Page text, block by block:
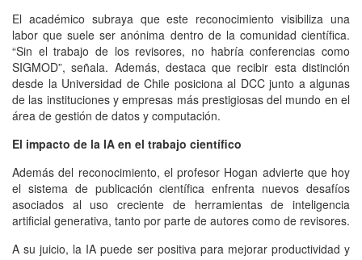
El académico subraya que este reconocimiento visibiliza una
labor que suele ser anónima dentro de la comunidad científica.
“Sin el trabajo de los revisores, no habría conferencias como
SIGMOD”, señala. Además, destaca que recibir esta distinción
desde la Universidad de Chile posiciona al DCC junto a algunas
de las instituciones y empresas más prestigiosas del mundo en el
área de gestión de datos y computación.
El impacto de la IA en el trabajo científico
Además del reconocimiento, el profesor Hogan advierte que hoy
el sistema de publicación científica enfrenta nuevos desafíos
asociados al uso creciente de herramientas de inteligencia
artificial generativa, tanto por parte de autores como de revisores.
A su juicio, la IA puede ser positiva para mejorar productividad y